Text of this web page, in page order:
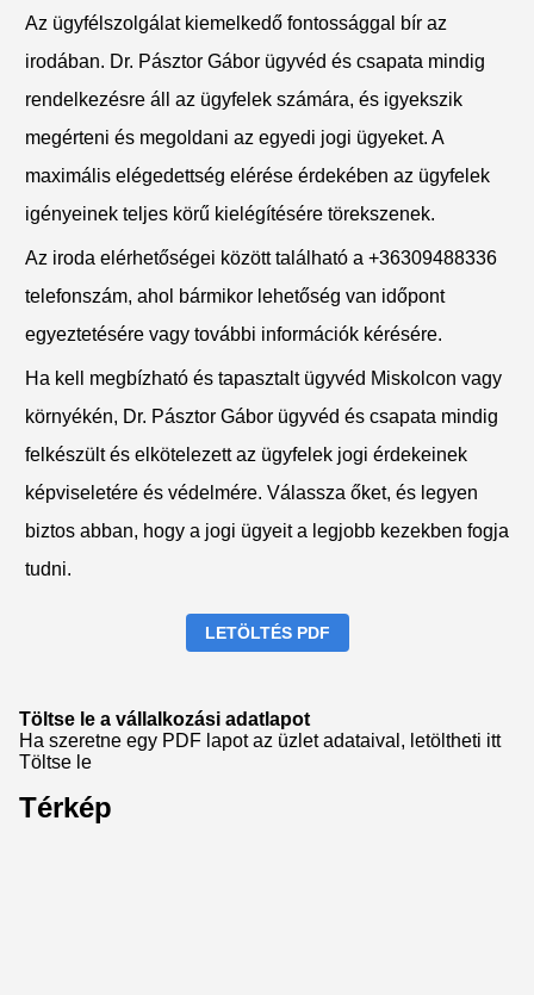
Az ügyfélszolgálat kiemelkedő fontossággal bír az
irodában. Dr. Pásztor Gábor ügyvéd és csapata mindig
rendelkezésre áll az ügyfelek számára, és igyekszik
megérteni és megoldani az egyedi jogi ügyeket. A
maximális elégedettség elérése érdekében az ügyfelek
igényeinek teljes körű kielégítésére törekszenek.
Az iroda elérhetőségei között található a +36309488336
telefonszám, ahol bármikor lehetőség van időpont
egyeztetésére vagy további információk kérésére.
Ha kell megbízható és tapasztalt ügyvéd Miskolcon vagy
környékén, Dr. Pásztor Gábor ügyvéd és csapata mindig
felkészült és elkötelezett az ügyfelek jogi érdekeinek
képviseletére és védelmére. Válassza őket, és legyen
biztos abban, hogy a jogi ügyeit a legjobb kezekben fogja
tudni.
LETÖLTÉS PDF
Töltse le a vállalkozási adatlapot
Ha szeretne egy PDF lapot az üzlet adataival, letöltheti itt
Töltse le
Térkép